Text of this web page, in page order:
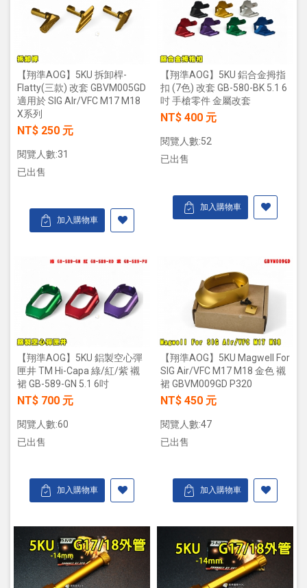
【翔準AOG】5KU 拆卸桿-
Flatty(三款) 改套 GBVM005GD
適用於 SIG Alr/VFC M17 M18
X系列
NT$ 250 元
閱覽人數:31
已出售
加入購物車
【翔準AOG】5KU 鋁合金拇指
扣 (7色) 改套 GB-580-BK 5.1 6
吋 手槍零件 金屬改套
NT$ 400 元
閱覽人數:52
已出售
加入購物車
【翔準AOG】5KU 鋁製空心彈
匣井 TM Hi-Capa 綠/紅/紫 襯
裙 GB-589-GN 5.1 6吋
NT$ 700 元
閱覽人數:60
已出售
加入購物車
【翔準AOG】5KU Magwell For
SIG Air/VFC M17 M18 金色 襯
裙 GBVM009GD P320
NT$ 450 元
閱覽人數:47
已出售
加入購物車